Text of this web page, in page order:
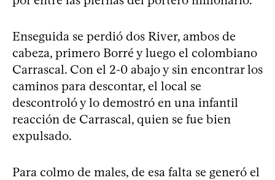
Enseguida se perdió dos River, ambos de
cabeza, primero Borré y luego el colombiano
Carrascal. Con el 2-0 abajo y sin encontrar los
caminos para descontar, el local se
descontroló y lo demostró en una infantil
reacción de Carrascal, quien se fue bien
expulsado.
Para colmo de males, de esa falta se generó el